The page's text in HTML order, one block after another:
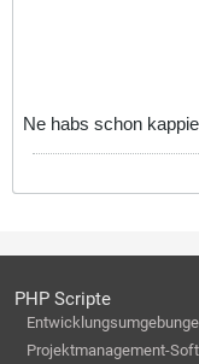
Ne habs schon
PHP Scripte
Projektmanagement-